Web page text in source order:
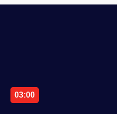
03:00